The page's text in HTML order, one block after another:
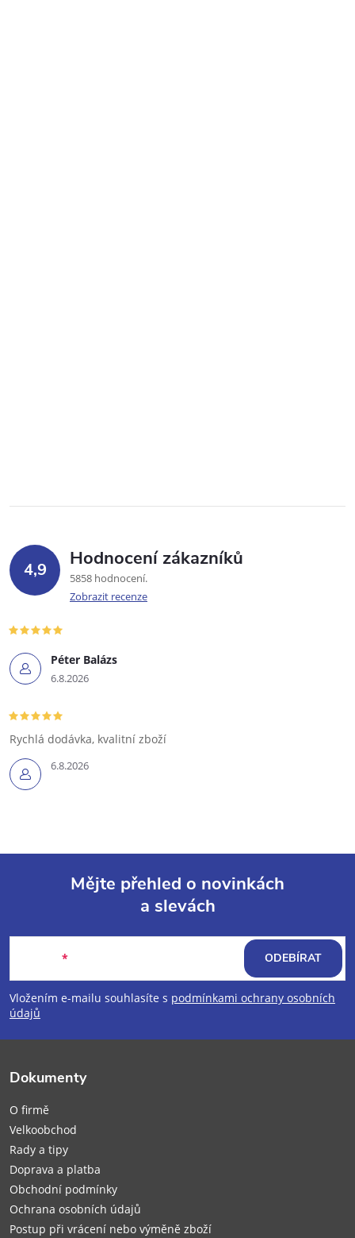
4,9 Hodnocení zákazníků
5858 hodnocení
Zobrazit recenze
Péter Balázs
6.8.2026
6.8.2026
Rychlá dodávka, kvalitní zboží
p
a
Mějte přehled o novinkách
a slevách
Vložením e-mailu souhlasíte s podmínkami ochrany osobních
údajů
ODEBÍRAT
Dokumenty
O firmě
Velkoobchod
Rady a tipy
Doprava a platba
Obchodní podmínky
Ochrana osobních údajů
Postup při vrácení nebo výměně zboží